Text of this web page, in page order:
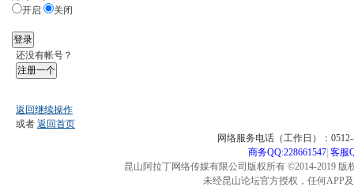
开启
关闭
登录
还没有帐号？
注册一个
返回继续操作
或者 返回首页
网络服务电话（工作日）：
商务QQ:228661547| 客服
昆山阿拉丁网络传媒有限公司版权所有 ©2014-2019
未经昆山论坛官方授权，任何APP